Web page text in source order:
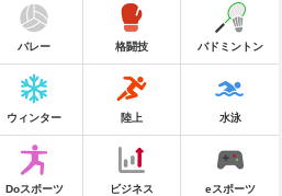
バレー 格闘技 バドミントン
ウィンター 陸上 水泳
Doスポーツ ビジネス eスポーツ